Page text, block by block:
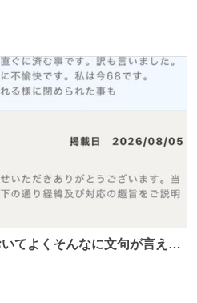
代 #昭和レトロ
てよくそんなに文句が言える